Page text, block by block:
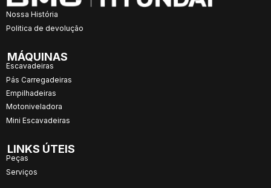
Nossa História
Politica de devolução
MÁQUINAS
Escavadeiras
Pás Carregadeiras
Empilhadeiras
Motoniveladora
Mini Escavadeiras
LINKS ÚTEIS
Peças
Serviços